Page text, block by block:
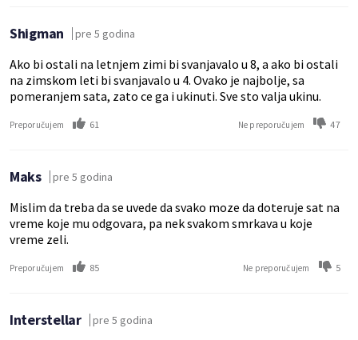
Shigman pre 5 godina
Ako bi ostali na letnjem zimi bi svanjavalo u 8, a ako bi ostali
na zimskom leti bi svanjavalo u 4. Ovako je najbolje, sa
pomeranjem sata, zato ce ga i ukinuti. Sve sto valja ukinu.
Preporučujem 61 Ne preporučujem 47
Maks pre 5 godina
Mislim da treba da se uvede da svako moze da doteruje sat na
vreme koje mu odgovara, pa nek svakom smrkava u koje
vreme zeli.
Preporučujem 85 Ne preporučujem 5
Interstellar pre 5 godina